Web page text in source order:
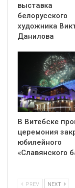
выставка
белорусского
художника
Данилова
В Витебске
церемония
юбилейного
«Славянского
PREV NEXT